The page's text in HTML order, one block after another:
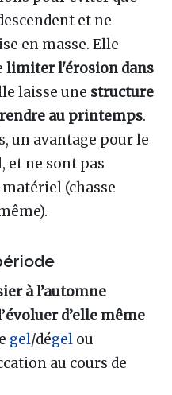
et ne
en masse. Elle
limiter l'érosion dans
laisse une structure
au printemps.
un avantage pour le
et ne sont pas
(chasse
à l’automne
évoluer d’elle même
gel/dégel ou
au cours de